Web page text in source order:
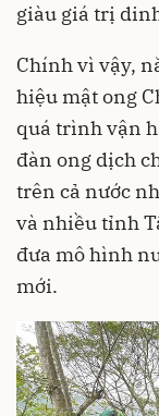
giàu giá trị
Chính vì vậy,
hiệu mật ong
quá trình vận
đàn ong dịch
trên cả nước
và nhiều tỉnh
đưa mô hình
mới.